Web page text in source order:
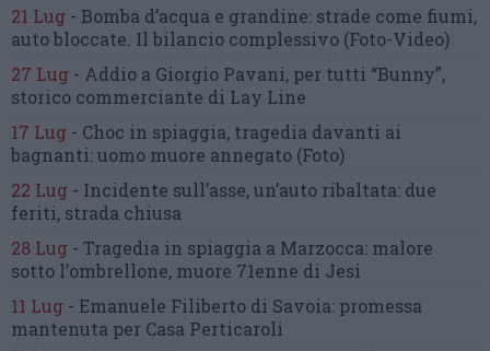
21 Lug - Bomba d’acqua e grandine: strade come fiumi,
auto bloccate. Il bilancio complessivo (Foto-Video)
27 Lug - Addio a Giorgio Pavani, per tutti “Bunny”,
storico commerciante di Lay Line
17 Lug - Choc in spiaggia, tragedia davanti ai
bagnanti:uomo muore annegato (Foto)
22 Lug - Incidente sull’asse, un’auto ribaltata: due
feriti, strada chiusa
28 Lug - Tragedia in spiaggia a Marzocca: malore
sotto l’ombrellone, muore 71enne di Jesi
11 Lug - Emanuele Filiberto di Savoia: promessa
mantenuta per Casa Perticaroli